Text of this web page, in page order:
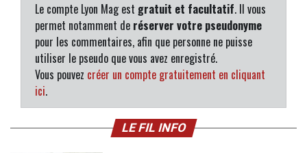
Le compte Lyon Mag est gratuit et facultatif. Il vous
permet notamment de réserver votre pseudonyme
pour les commentaires, afin que personne ne puisse
utiliser le pseudo que vous avez enregistré.
Vous pouvez créer un compte gratuitement en cliquant
ici.
LE FIL INFO